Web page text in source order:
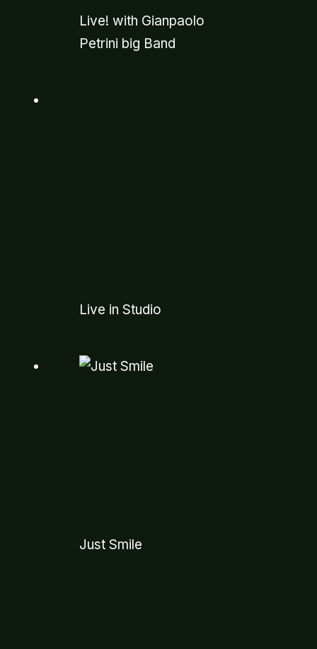
Live! with Gianpaolo
Petrini big Band
Live in Studio
Just Smile